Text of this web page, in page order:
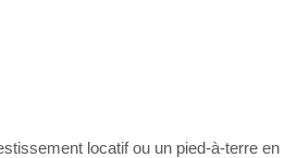
locatif ou un pied-à-terre en